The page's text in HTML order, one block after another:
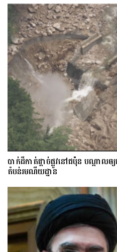
បាក់​ដី​កាត់ផ្តាច់ផ្លូវ​​នៅជប៉ុន បណ្តាល​
តំបន់រមណីយដ្ឋាន​